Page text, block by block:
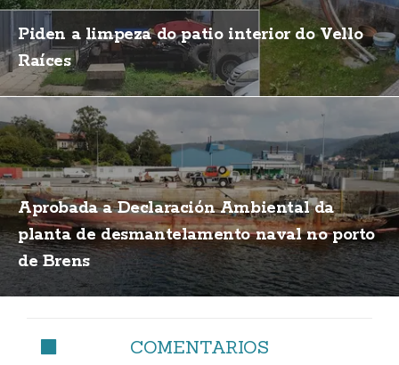
Piden a limpeza do patio interior do Vello
Raíces
Aprobada a Declaración Ambiental da
planta de desmantelamento naval no porto
de Brens
COMENTARIOS